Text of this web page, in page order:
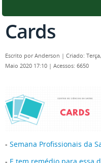
Cards
Escrito porAnderson | Criado:
Maio 2020 17:10 | Acessos: 6650
- Semana Profissionais da